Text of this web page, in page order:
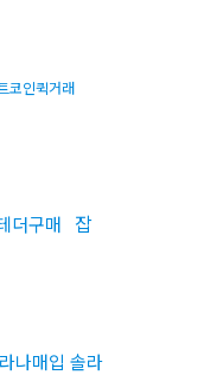
코인퀵거래
더구매
잡
나매입 솔라